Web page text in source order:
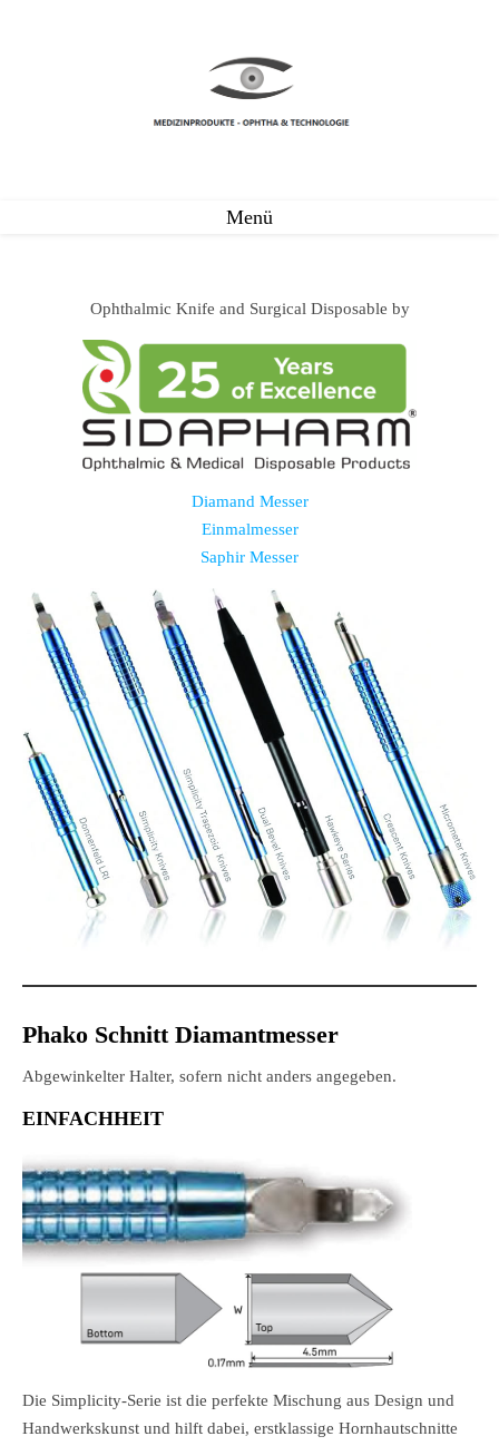
Menü
Ophthalmic Knife and Surgical Disposable by
Diamand Messer
Einmalmesser
Saphir Messer
Phako Schnitt Diamantmesser
Abgewinkelter Halter, sofern nicht anders angegeben.
EINFACHHEIT
Die Simplicity-Serie ist die perfekte Mischung aus Design und
Handwerkskunst und hilft dabei, erstklassige Hornhautschnitte